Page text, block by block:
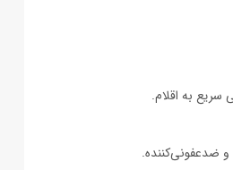
به اقلام.
ضدعفونی‌کننده.